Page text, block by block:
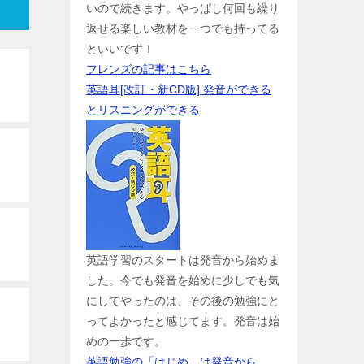
いので続きます。やっぱし何回も繰り
返せる楽しい教材を一つでも持ってる
といいです！
フレンズの記事はこちら
英語耳[改訂・新CD版] 発音ができる
とリスニングができる
英語学習のスタートは発音から始めま
した。今でも発音を始めに少しでも気
にしてやったのは、その後の勉強にと
ってよかったと感じてます。発音は始
めの一歩です。
英語勉強の「はじめ」は発音から